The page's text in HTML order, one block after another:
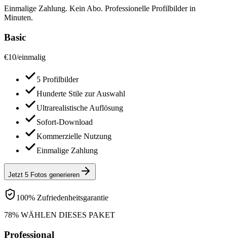
Einmalige Zahlung. Kein Abo. Professionelle Profilbilder in
Minuten.
Basic
€10/einmalig
5 Profilbilder
Hunderte Stile zur Auswahl
Ultrarealistische Auflösung
Sofort-Download
Kommerzielle Nutzung
Einmalige Zahlung
Jetzt 5 Fotos generieren
100% Zufriedenheitsgarantie
78% WÄHLEN DIESES PAKET
Professional